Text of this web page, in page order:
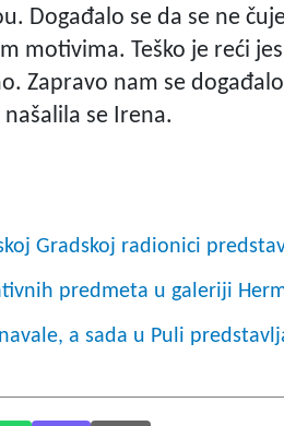
Događalo se da se ne
motivima. Teško je reći
Zapravo nam se
se Irena.
Gradskoj radionici
predmeta u galeriji
a sada u Puli